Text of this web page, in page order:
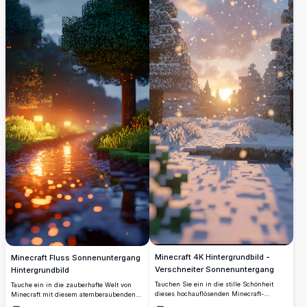
Wildblumen entlang des Ufers blühen
und eine perfekte Mischung aus
natürlicher Schönheit und
architektonischem Charme in
atemberaubender hoher Auflösung
schaffen.
fängt die warme Atmosphäre eines
gemütlichen Abends in einer pixeligen
Welt ein.
Minecraft Fluss Sonnenuntergang
Hintergrundbild
Tauche ein in die zauberhafte Welt von
Minecraft mit diesem atemberaubenden
Minecraft 4K Hintergrundbild -
Verschneiter Sonnenuntergang
Tauchen Sie ein in die stille Schönheit
dieses hochauflösenden Minecraft-